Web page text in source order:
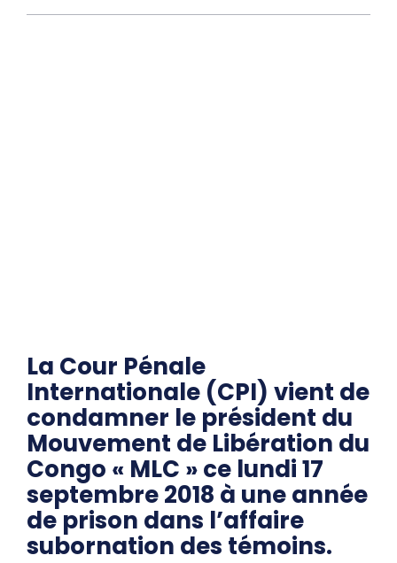
La Cour Pénale
Internationale (CPI) vient de
condamner le président du
Mouvement de Libération du
Congo « MLC » ce lundi 17
septembre 2018 à une année
de prison dans l’affaire
subornation des témoins.